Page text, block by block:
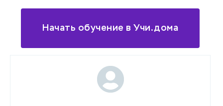
Начать обучение в Учи.дома